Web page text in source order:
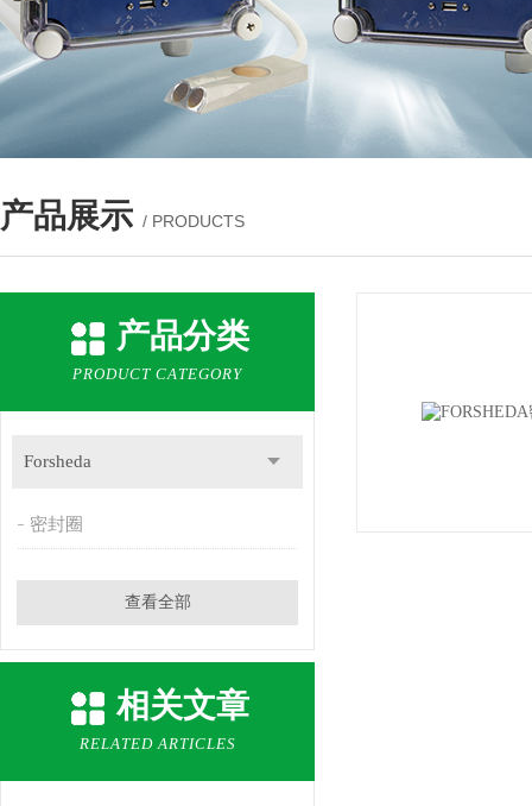
产品展示 / PRODUCTS
产品分类
PRODUCT CATEGORY
Forsheda
密封圈
查看全部
相关文章
RELATED ARTICLES